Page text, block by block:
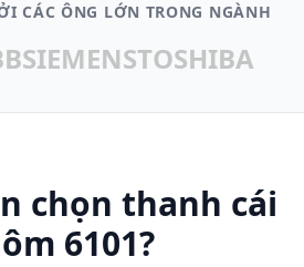
CÁC ÔNG LỚN TRONG NGÀNH
SIEMENSTOSHIBA
chọn thanh cái
6101?